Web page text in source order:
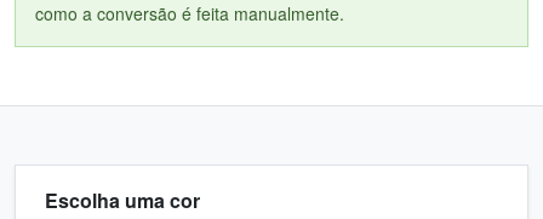
como a conversão é feita manualmente.
Escolha uma cor